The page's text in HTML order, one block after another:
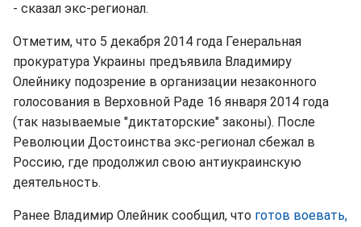
- сказал экс-регионал.
Отметим, что 5 декабря 2014 года Генеральная
прокуратура Украины предъявила Владимиру
Олейнику подозрение в организации незаконного
голосования в Верховной Раде 16 января 2014 года
(так называемые "диктаторские" законы). После
Революции Достоинства экс-регионал сбежал в
Россию, где продолжил свою антиукраинскую
деятельность.
Ранее Владимир Олейник сообщил, что готов воевать,